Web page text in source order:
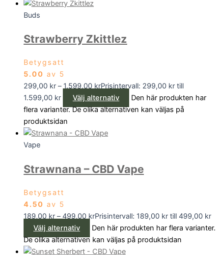
Buds
Strawberry Zkittlez
Betygsatt
5.00 av 5
299,00 kr – 1.599,00 krPrisintervall: 299,00 kr till
1.599,00 kr
Välj alternativ
Den här produkten har
flera varianter. De olika alternativen kan väljas på
produktsidan
Vape
Strawnana – CBD Vape
Betygsatt
4.50 av 5
189,00 kr – 499,00 krPrisintervall: 189,00 kr till 499,00 kr
Välj alternativ
Den här produkten har flera varianter.
De olika alternativen kan väljas på produktsidan